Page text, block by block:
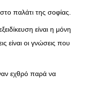
παλάτι της σοφίας.
είναι η μόνη
είναι οι γνώσεις που
εχθρό παρά να